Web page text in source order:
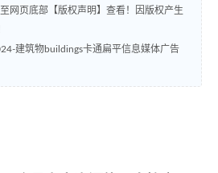
网页底部【版权声明】查看！因版权产生
建筑物buildings卡通扁平信息媒体广告